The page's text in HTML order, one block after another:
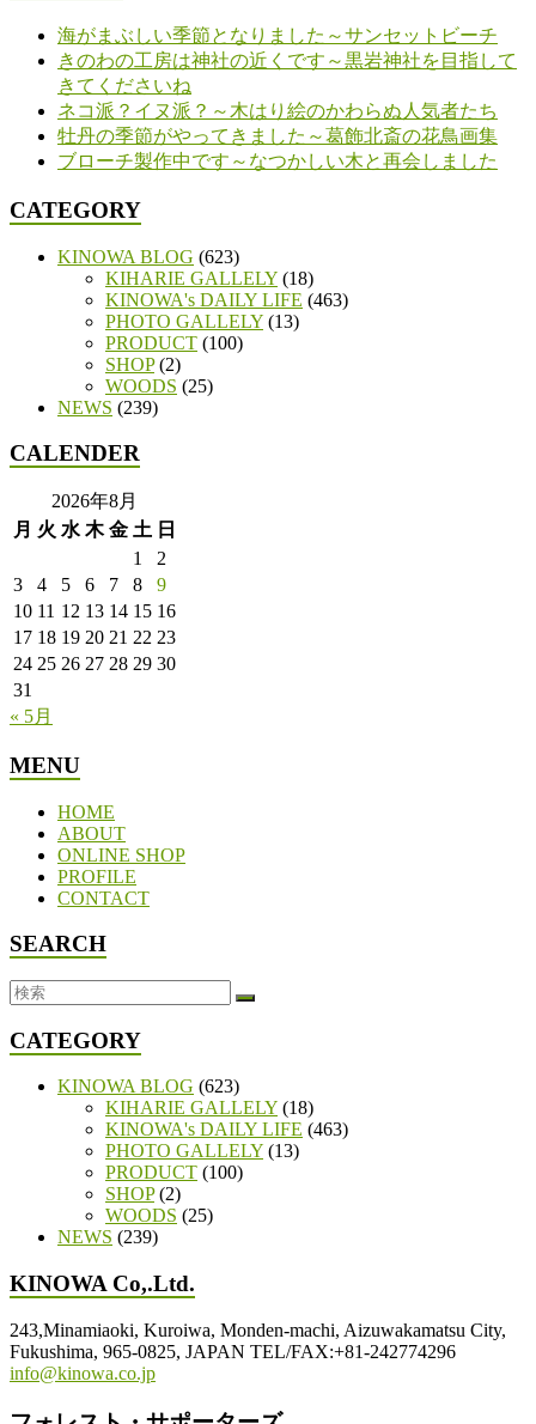
海がまぶしい季節となりました～サンセットビーチ
きのわの工房は神社の近くです～黒岩神社を目指して
きてくださいね
ネコ派？イヌ派？～木はり絵のかわらぬ人気者たち
牡丹の季節がやってきました～葛飾北斎の花鳥画集
ブローチ製作中です～なつかしい木と再会しました
CATEGORY
KINOWA BLOG (623)
KIHARIE GALLELY (18)
KINOWA's DAILY LIFE (463)
PHOTO GALLELY (13)
PRODUCT (100)
SHOP(2)
WOODS (25)
NEWS (239)
CALENDER
2026年8月
月 火 水 木 金 土 日
1
2
3
4 5 6 7 8
9
10 11 12 13 14 15 16
17 18 19 20 21 22 23
24 25 26 27 28 29 30
31
« 5月
MENU
HOME
ABOUT
ONLINE SHOP
PROFILE
CONTACT
SEARCH
CATEGORY
KINOWA BLOG (623)
KIHARIE GALLELY (18)
KINOWA's DAILY LIFE (463)
PHOTO GALLELY (13)
PRODUCT (100)
SHOP(2)
WOODS (25)
NEWS (239)
KINOWA Co,.Ltd.
243,Minamiaoki, Kuroiwa, Monden-machi, Aizuwakamatsu City,
Fukushima, 965-0825, JAPAN TEL/FAX:+81-242774296
info@kinowa.co.jp